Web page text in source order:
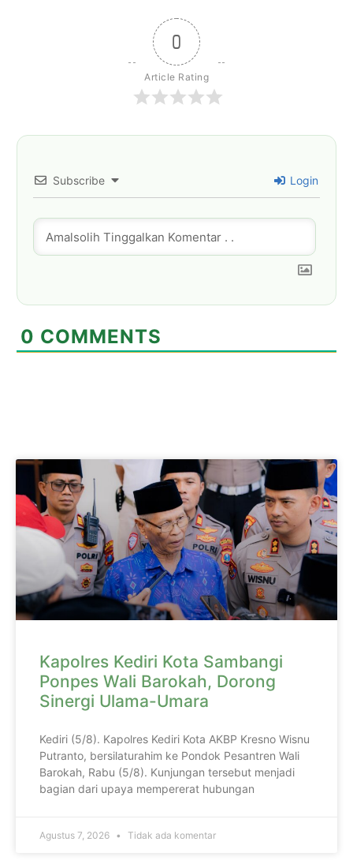
0
Article Rating
Subscribe Login
0 COMMENTS
Kapolres Kediri Kota Sambangi
Ponpes Wali Barokah, Dorong
Sinergi Ulama-Umara
Kediri (5/8). Kapolres Kediri Kota AKBP Kresno Wisnu
Putranto, bersilaturahim ke Pondok Pesantren Wali
Barokah, Rabu (5/8). Kunjungan tersebut menjadi
bagian dari upaya mempererat hubungan
Agustus 7, 2026 Tidak ada komentar